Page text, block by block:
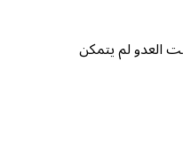
العدو لم يتمكن